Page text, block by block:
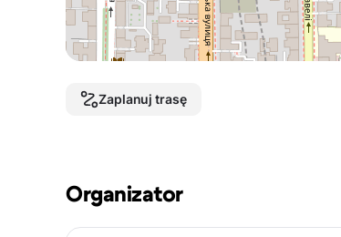
Zaplanuj trasę
Organizator